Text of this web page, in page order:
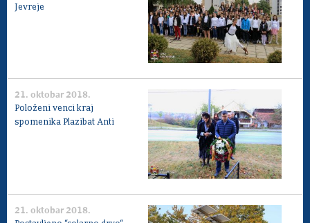
Jevreje
21. oktobar 2018.
Položeni venci kraj
spomenika Plazibat Anti
21. oktobar 2018.